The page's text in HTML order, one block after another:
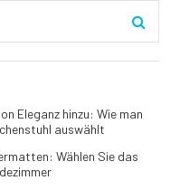
Eleganz hinzu: Wie man
auswählt
Wählen Sie das